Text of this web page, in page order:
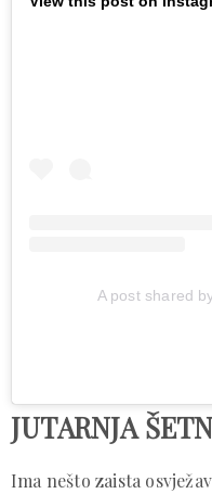
A post shared
JUTARNJA
Ima nešto zaista